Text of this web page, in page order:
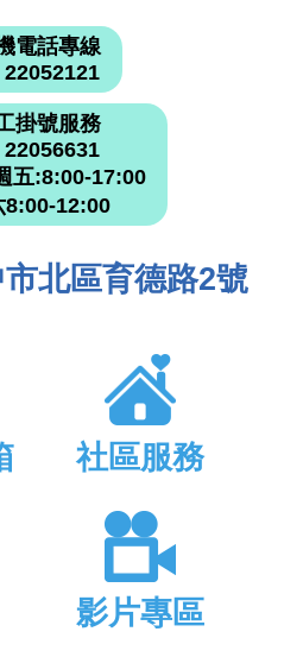
電話專線
22052121
掛號服務
22056631
五:8:00-17:00
8:00-12:00
北區育德路2號
社區服務
影片專區